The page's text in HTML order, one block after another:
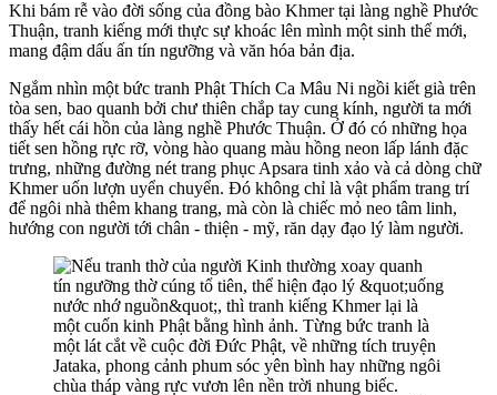
Khi bám rễ vào đời sống của đồng bào Khmer tại làng nghề Phước
Thuận, tranh kiếng mới thực sự khoác lên mình một sinh thể mới,
mang đậm dấu ấn tín ngưỡng và văn hóa bản địa.
Ngắm nhìn một bức tranh Phật Thích Ca Mâu Ni ngồi kiết già trên
tòa sen, bao quanh bởi chư thiên chắp tay cung kính, người ta mới
thấy hết cái hồn của làng nghề Phước Thuận. Ở đó có những họa
tiết sen hồng rực rỡ, vòng hào quang màu hồng neon lấp lánh đặc
trưng, những đường nét trang phục Apsara tinh xảo và cả dòng chữ
Khmer uốn lượn uyển chuyển. Đó không chỉ là vật phẩm trang trí
để ngôi nhà thêm khang trang, mà còn là chiếc mỏ neo tâm linh,
hướng con người tới chân - thiện - mỹ, răn dạy đạo lý làm người.